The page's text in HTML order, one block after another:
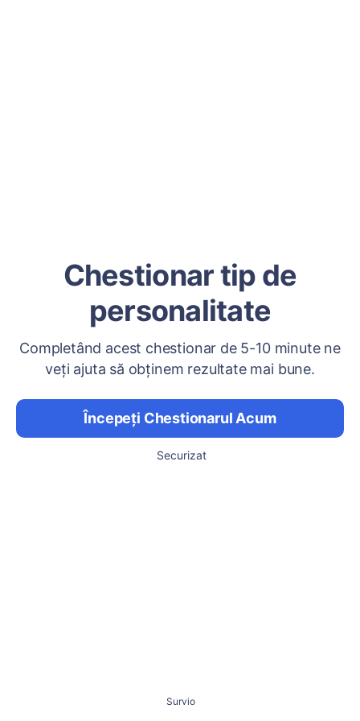
Chestionar tip de
personalitate
Completând acest chestionar de 5-10 minute ne
veți ajuta să obținem rezultate mai bune.
Începeți Chestionarul Acum
Securizat
Survio